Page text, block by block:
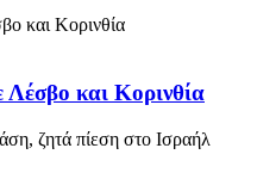
Λέσβο και Κορινθία